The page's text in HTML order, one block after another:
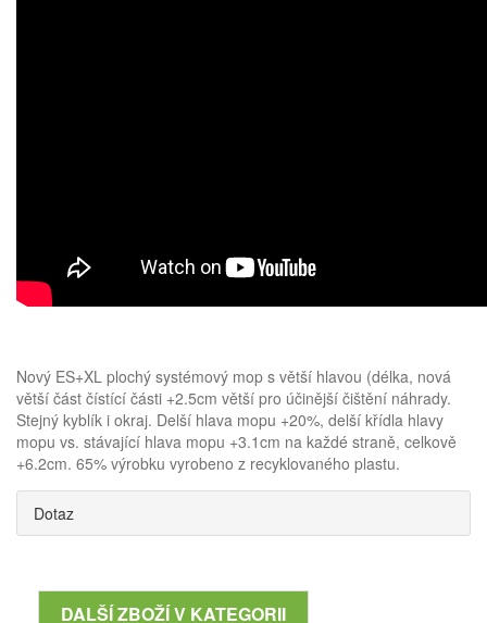
Nový ES+XL plochý systémový mop s větší hlavou (délka, nová
větší část čístící části +2.5cm větší pro účinější čištění náhrady.
Stejný kyblík i okraj. Delší hlava mopu +20%, delší křídla hlavy
mopu vs. stávající hlava mopu +3.1cm na každé straně, celkově
+6.2cm. 65% výrobku vyrobeno z recyklovaného plastu.
Dotaz
DALŠÍ ZBOŽÍ V KATEGORII